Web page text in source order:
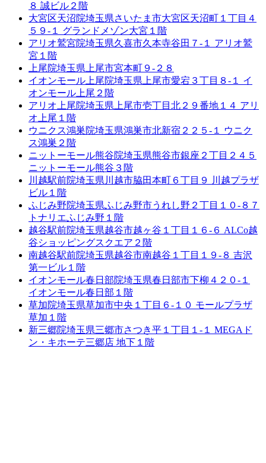
８ 誠ビル２階
大宮区天沼院埼玉県さいたま市大宮区天沼町１丁目４
５９-１ グランドメゾン大宮１階
アリオ鷲宮院埼玉県久喜市久本寺谷田７-１ アリオ鷲
宮１階
上尾院埼玉県上尾市宮本町９-２８
イオンモール上尾院埼玉県上尾市愛宕３丁目８-１ イ
オンモール上尾２階
アリオ上尾院埼玉県上尾市壱丁目北２９番地１４ アリ
オ上尾１階
ウニクス鴻巣院埼玉県鴻巣市北新宿２２５-１ ウニク
ス鴻巣２階
ニットーモール熊谷院埼玉県熊谷市銀座２丁目２４５
ニットーモール熊谷３階
川越駅前院埼玉県川越市脇田本町６丁目９ 川越プラザ
ビル１階
ふじみ野院埼玉県ふじみ野市うれし野２丁目１０-８７
トナリエふじみ野１階
越谷駅前院埼玉県越谷市越ヶ谷１丁目１６-６ ALCo越
谷ショッピングスクエア２階
南越谷駅前院埼玉県越谷市南越谷１丁目１９-８ 吉沢
第一ビル１階
イオンモール春日部院埼玉県春日部市下柳４２０-１
イオンモール春日部１階
草加院埼玉県草加市中央１丁目６-１０ モールプラザ
草加１階
新三郷院埼玉県三郷市さつき平１丁目１-１ MEGAド
ン・キホーテ三郷店 地下１階